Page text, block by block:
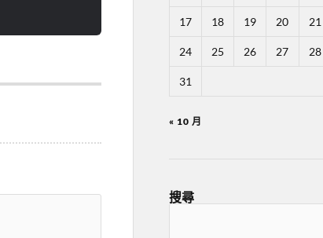
17 18 19 20 21
24 25 26 27 28
31
« 10 月
搜尋